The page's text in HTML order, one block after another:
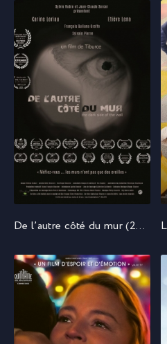
De l’autre côté du mur (2023)